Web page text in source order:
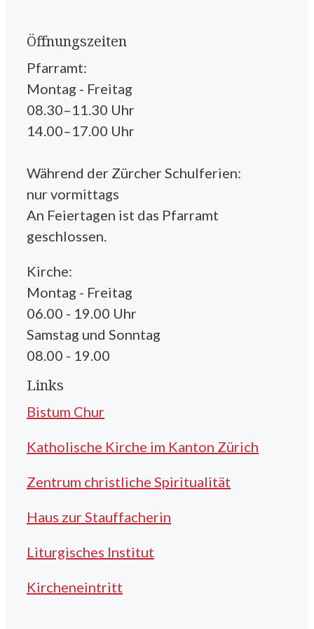
Öffnungszeiten
Pfarramt:
Montag - Freitag
08.30–11.30 Uhr
14.00–17.00 Uhr
Während der Zürcher Schulferien:
nur vormittags
An Feiertagen ist das Pfarramt
geschlossen.
Kirche:
Montag - Freitag
06.00 - 19.00 Uhr
Samstag und Sonntag
08.00 - 19.00
Links
Bistum Chur
Katholische Kirche im Kanton Zürich
Zentrum christliche Spiritualität
Haus zur Stauffacherin
Liturgisches Institut
Kircheneintritt